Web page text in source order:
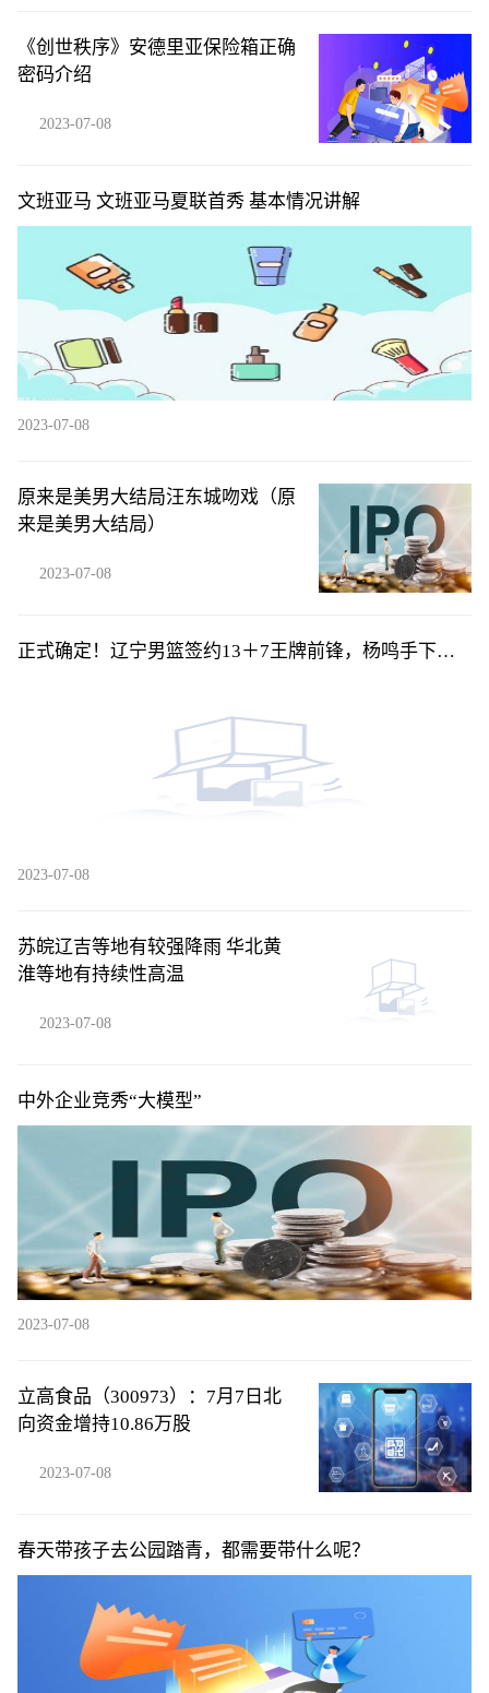
《创世秩序》安德里亚保险箱正确
密码介绍
2023-07-08
文班亚马 文班亚马夏联首秀 基本情况讲解
2023-07-08
原来是美男大结局汪东城吻戏（原
来是美男大结局）
2023-07-08
正式确定！辽宁男篮签约13＋7王牌前锋，杨鸣手下又
2023-07-08
苏皖辽吉等地有较强降雨 华北黄
淮等地有持续性高温
2023-07-08
中外企业竞秀“大模型”
2023-07-08
立高食品（300973）：7月7日北
向资金增持10.86万股
2023-07-08
春天带孩子去公园踏青，都需要带什么呢？